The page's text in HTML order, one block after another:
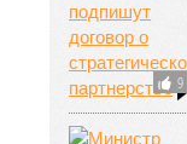
9